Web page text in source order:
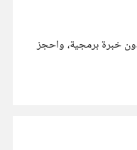
خبرة برمجية، واحجز